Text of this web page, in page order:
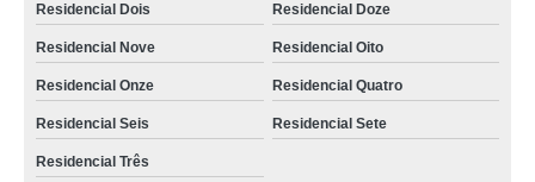
foto lembrança para eventos corporativos preço Vila Gomes Cardim
Residencial Dois Residencial Doze
Residencial Nove Residencial Oito
Residencial Onze Residencial Quatro
Residencial Seis Residencial Sete
Residencial Três